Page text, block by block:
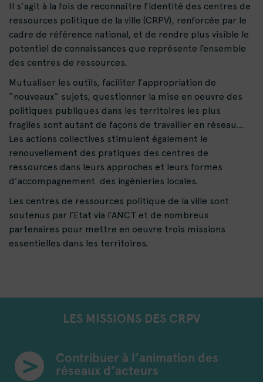
Il s’agit à la fois de reconnaître l’identité des centres de
ressources politique de la ville (CRPV), renforcée par le
cadre de référence national, et de rendre plus visible le
potentiel de connaissances que représente l’ensemble
des centres de ressources.
Mutualiser les outils, faciliter l’appropriation de
“nouveaux” sujets, questionner la mise en oeuvre des
politiques publiques dans les territoires les plus
fragiles sont autant de façons de travailler en réseau…
Les actions collectives stimulent également le
renouvellement des pratiques des centres de
ressources dans leurs approches et leurs formes
d’accompagnement des ingénieries locales.
Les centres de ressources politique de la ville sont
soutenus par l’Etat via l’ANCT et de nombreux
partenaires pour mettre en oeuvre trois missions
essentielles dans les territoires.
LES MISSIONS DES CRPV
Contribuer à l’animation des
réseaux d’acteurs